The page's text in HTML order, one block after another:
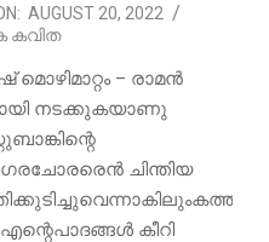
AUGUST 20, 2022
കവിത
– രാമൻ
നടക്കുകയാണു
ചിന്തിയ
കീറി